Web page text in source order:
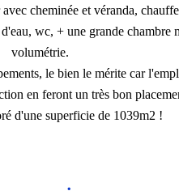
cheminée et véranda,
wc, + une grande chambre
volumétrie.
le bien le mérite car
en feront un très bon
d'une superficie de 1039m2 !